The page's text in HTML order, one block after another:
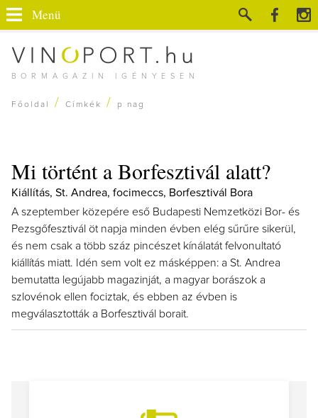
BORMAGAZIN IGÉNYESEN
Menü
Főoldal / Címkék / p nag
Mi történt a Borfesztivál alatt?
Kiállítás, St. Andrea, focimeccs, Borfesztivál Bora
A szeptember közepére eső Budapesti Nemzetközi Bor- és
Pezsgőfesztivál öt napja minden évben elég sűrűre sikerül,
és nem csak a több száz pincészet kínálatát felvonultató
kiállítás miatt. Idén sem volt ez másképpen: a St. Andrea
bemutatta legújabb magazinját, a magyar borászok a
szlovénok ellen fociztak, és ebben az évben is
megválasztották a Borfesztivál borait.